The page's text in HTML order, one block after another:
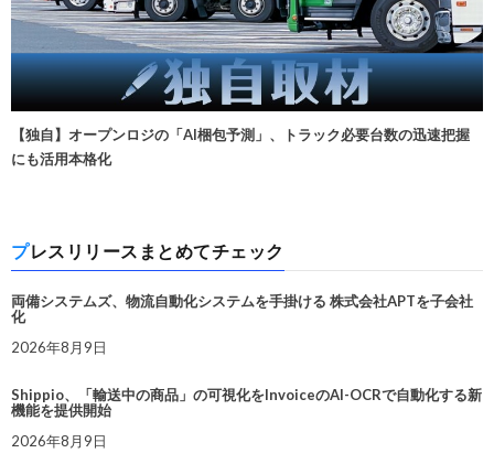
【独自】オープンロジの「AI梱包予測」、トラック必要台数の迅速把握
にも活用本格化
プレスリリースまとめてチェック
両備システムズ、物流自動化システムを手掛ける 株式会社APTを子会社
化
2026年8月9日
Shippio、「輸送中の商品」の可視化をInvoiceのAI-OCRで自動化する新
機能を提供開始
2026年8月9日